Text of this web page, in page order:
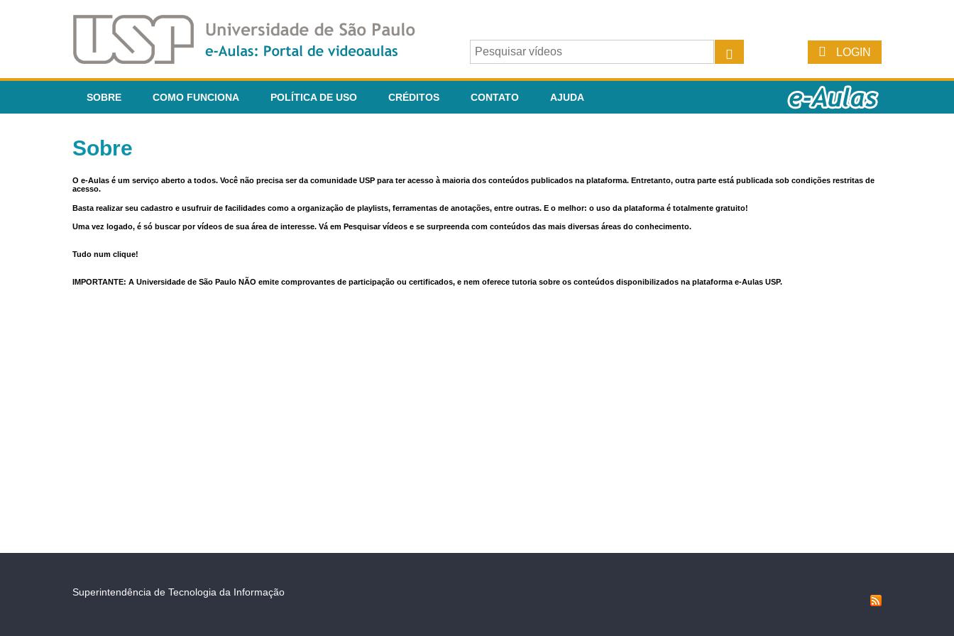
LOGIN
SOBRE COMO FUNCIONA POLÍTICA DE USO CRÉDITOS CONTATO AJUDA
Sobre
O e-Aulas é um serviço aberto a todos. Você não precisa ser da comunidade USP para ter acesso à maioria dos conteúdos publicados na plataforma. Entretanto, outra parte está publicada sob condições restritas de
acesso.
Basta realizar seu cadastro e usufruir de facilidades como a organização de playlists, ferramentas de anotações, entre outras. E o melhor: o uso da plataforma é totalmente gratuito!
Uma vez logado, é só buscar por vídeos de sua área de interesse. Vá em Pesquisar vídeos e se surpreenda com conteúdos das mais diversas áreas do conhecimento.
Tudo num clique!
IMPORTANTE: A Universidade de São Paulo NÃO emite comprovantes de participação ou certificados, e nem oferece tutoria sobre os conteúdos disponibilizados na plataforma e-Aulas USP.
Superintendência de Tecnologia da Informação